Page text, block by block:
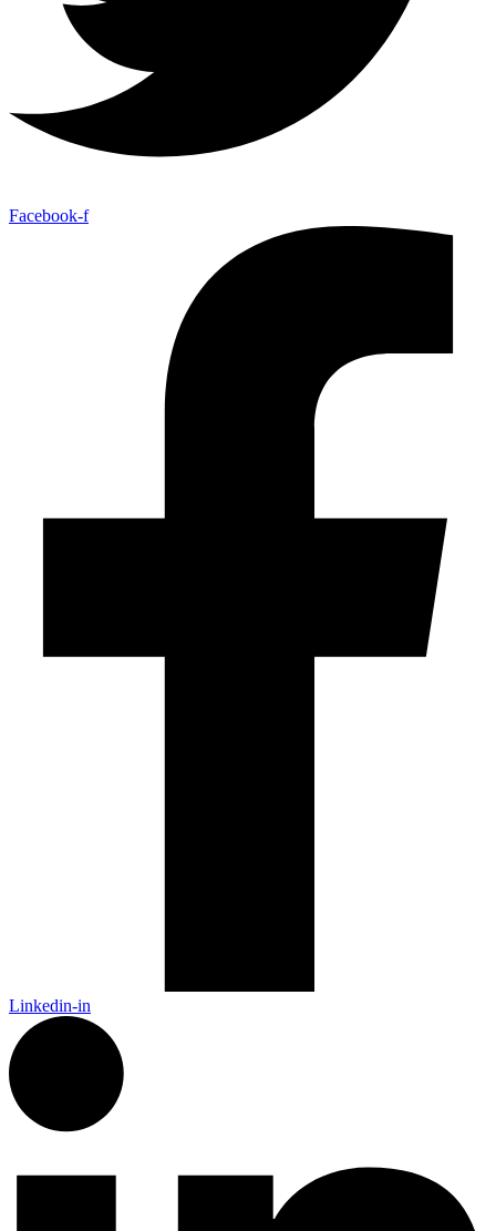
Facebook-f
Linkedin-in